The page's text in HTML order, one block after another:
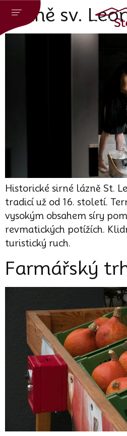
Lázně sv.
Historické sirné lázně St.
tradicí už od 16. století.
vysokým obsahem síry
revmatických potížích.
turistický ruch.
Farmářský